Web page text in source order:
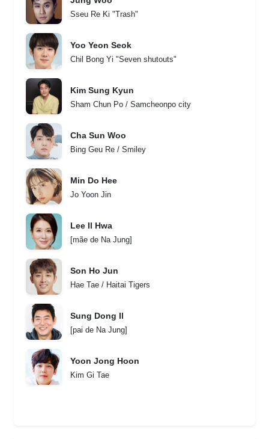
Sseu Re Ki "Trash"
Yoo Yeon Seok
Chil Bong Yi "Seven shutouts"
Kim Sung Kyun
Sham Chun Po / Samcheonpo city
Cha Sun Woo
Bing Geu Re / Smiley
Min Do Hee
Jo Yoon Jin
Lee Il Hwa
[mãe de Na Jung]
Son Ho Jun
Hae Tae / Haitai Tigers
Sung Dong Il
[pai de Na Jung]
Yoon Jong Hoon
Kim Gi Tae